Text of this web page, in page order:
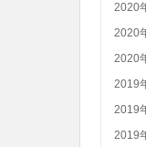
2020
2020
2020
2019
2019
2019